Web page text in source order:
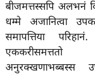
बीजमत्तस्सपि अलभनं
धम्मे अजानित्वा
समापत्तिया
एककरीसमत्ततो
अनुरक्खणाभब्बस्स